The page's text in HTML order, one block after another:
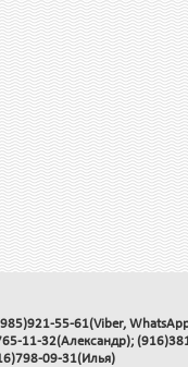
55-61(Viber,
11-32(Александр);
09-31(Илья)